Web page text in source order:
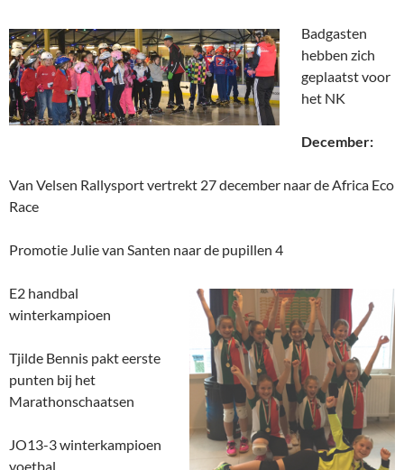
Badgasten
hebben zich
geplaatst voor
het NK
December:
Van Velsen Rallysport vertrekt 27 december naar de Africa Eco
Race
Promotie Julie van Santen naar de pupillen 4
E2 handbal
winterkampioen
Tjilde Bennis pakt eerste
punten bij het
Marathonschaatsen
JO13-3 winterkampioen
voetbal